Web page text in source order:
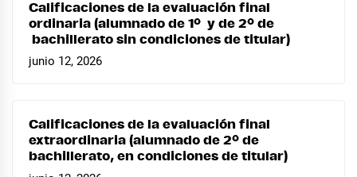
Calificaciones de la evaluación final
ordinaria (alumnado de 1º y de 2º de
bachillerato sin condiciones de titular)
junio 12, 2026
Calificaciones de la evaluación final
extraordinaria (alumnado de 2º de
bachillerato, en condiciones de titular)